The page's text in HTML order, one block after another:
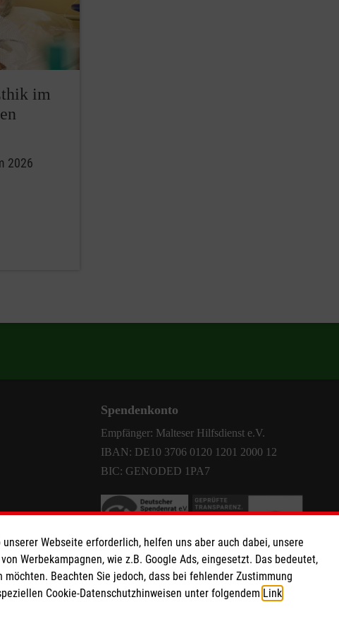
im
2026
Spendenkonto
Empfänger: Malteser Hilfsdienst e.V.
IBAN: DE10 3706 0120 1201 2000 12
BIC: GENODED 1PA7
Webseite erforderlich, helfen uns aber auch dabei, unsere
Werbekampagnen, wie z.B. Google Ads, eingesetzt. Das bedeutet,
Beachten Sie jedoch, dass bei fehlender Zustimmung
Cookie-Datenschutzhinweisen unter folgendem Link